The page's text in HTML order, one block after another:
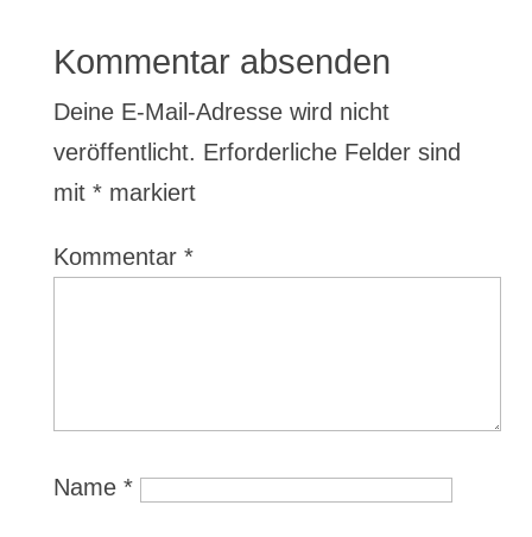
Kommentar absenden
Deine E-Mail-Adresse wird nicht
veröffentlicht. Erforderliche Felder sind
mit *markiert
Kommentar *
Name *